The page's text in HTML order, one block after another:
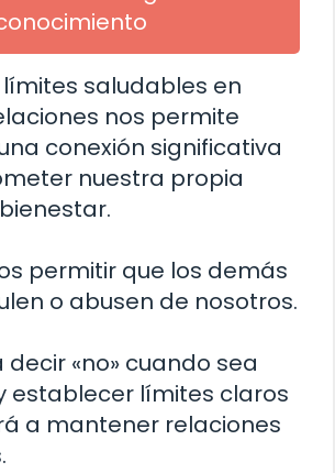
saludables en
nos permite
conexión significativa
nuestra propia
permitir que los demás
o abusen de nosotros.
«no» cuando sea
establecer límites claros
a mantener relaciones